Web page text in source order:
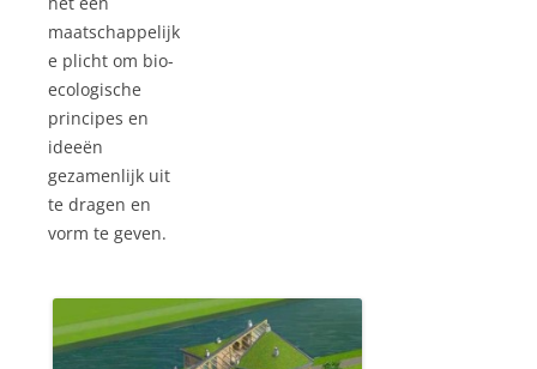
maatschappelijk
e plicht om bio-
ecologische
principes en
ideeën
gezamenlijk uit
te dragen en
vorm te geven.